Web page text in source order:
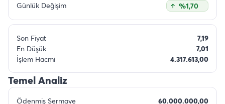
Günlük Değişim
%1,70
Son Fiyat
7,19
En Düşük
7,01
İşlem Hacmi
4.317.613,00
Temel Analiz
Ödenmiş Sermaye
60.000.000,00